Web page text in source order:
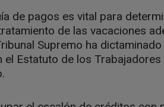
de pagos es vital para
de las vacaciones
Supremo ha
el Estatuto de los